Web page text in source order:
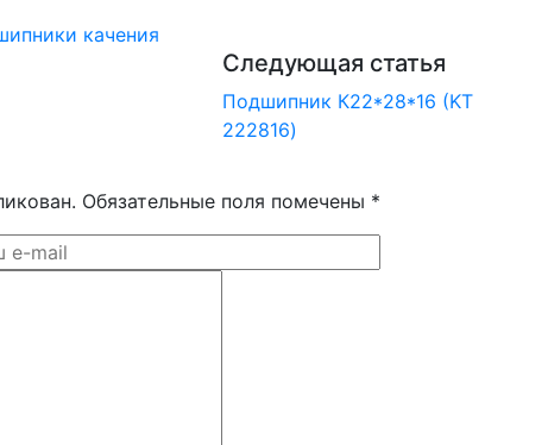
качения
Следующая статья
Подшипник К22*28*16 (KT
222816)
Обязательные поля помечены *